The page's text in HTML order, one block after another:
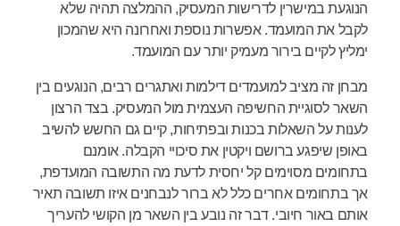
הנוגעת במישרין לדרישות המעסיק, ההמלצה תהיה שלא
לקבל את המועמד. אפשרות נוספת ואחרונה היא שהמכון
ימליץ לקיים בירור מעמיק יותר עם המועמד.
מבחן זה מציב למועמדים דילמות ואתגרים רבים, הנוגעים בין
השאר לסוגיית החשיפה העצמית מול המעסיק. בצד הרצון
לענות על השאלות בכנות ובפתיחות, קיים גם החשש להשיב
באופן שיפגע ברושם ויקטין את סיכויי הקבלה. אומנם
בתחומים מסוימים קל יחסית לדעת מה התשובה המועדפת,
אך בתחומים אחרים כלל לא ברור לנבחנים איזו תשובה תאיר
אותם באור חיובי. דבר זה נובע בין השאר מן הקושי להעריך